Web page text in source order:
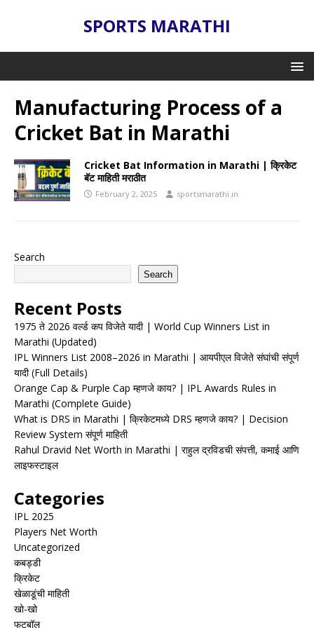
SPORTS MARATHI
Manufacturing Process of a
Cricket Bat in Marathi
Cricket Bat Information in Marathi | क्रिकेट
बॅट माहिती मराठीत
February 2, 2025 sportsmarathi.in
Search
Search
Recent Posts
1975 ते 2026 वर्ल्ड कप विजेते यादी | World Cup Winners List in
Marathi (Updated)
IPL Winners List 2008–2026 in Marathi | आयपीएल विजेते संघांची संपूर्ण
यादी (Full Details)
Orange Cap & Purple Cap म्हणजे काय? | IPL Awards Rules in
Marathi (Complete Guide)
What is DRS in Marathi | क्रिकेटमध्ये DRS म्हणजे काय? | Decision
Review System संपूर्ण माहिती
Rahul Dravid Net Worth in Marathi | राहुल द्रविडची संपत्ती, कमाई आणि
लाइफस्टाइल
Categories
IPL 2025
Players Net Worth
Uncategorized
कबड्डी
क्रिकेट
खेळाडूंची माहिती
खो-खो
फुटबॉल